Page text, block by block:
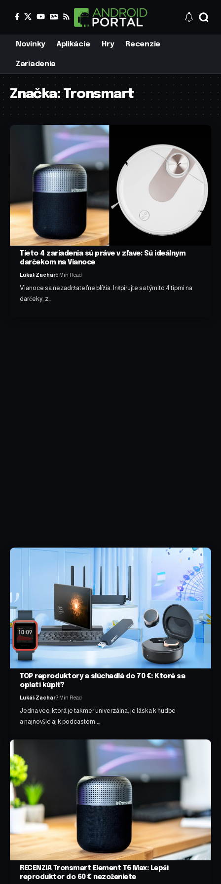
Novinky Aplikácie Hry Recenzie
Zariadenia
Značka:Tronsmart
Tieto 4 zariadenia sú práve v zľave: Sú ideálnym
darčekom na Vianoce
Lukáš Zachar8 Min Read
Vianoce sa nezadržateľne blížia. Inšpirujte sa týmito 4 tipmi na
darčeky, z…
TOP reproduktory a slúchadlá do 70 €: Ktoré sa
oplatí kúpiť?
Lukáš Zachar7 Min Read
Jedna vec, ktorá je takmer univerzálna, je láska k hudbe
a najnovšie aj k podcastom.…
RECENZIA Tronsmart Element T6 Max: Lepší
reproduktor do 60 € nezoženiete